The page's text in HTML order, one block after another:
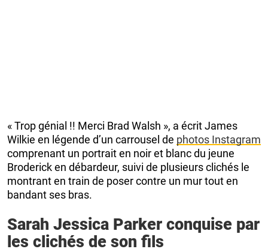
« Trop génial !! Merci Brad Walsh », a écrit James
Wilkie en légende d’un carrousel de photos Instagram
comprenant un portrait en noir et blanc du jeune
Broderick en débardeur, suivi de plusieurs clichés le
montrant en train de poser contre un mur tout en
bandant ses bras.
Sarah Jessica Parker conquise par
les clichés de son fils